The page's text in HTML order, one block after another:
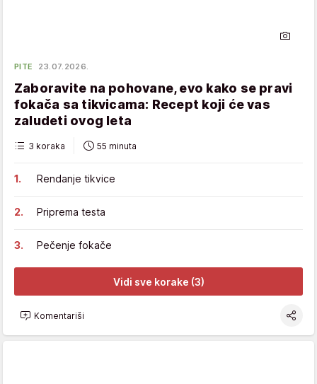
PITE 23.07.2026.
Zaboravite na pohovane, evo kako se pravi
fokača sa tikvicama: Recept koji će vas
zaludeti ovog leta
3 koraka 55 minuta
Rendanje tikvice
Priprema testa
Pečenje fokače
Vidi sve korake (3)
Komentariši